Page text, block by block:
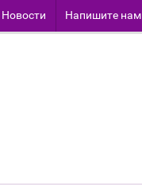
Новости Напишите нам